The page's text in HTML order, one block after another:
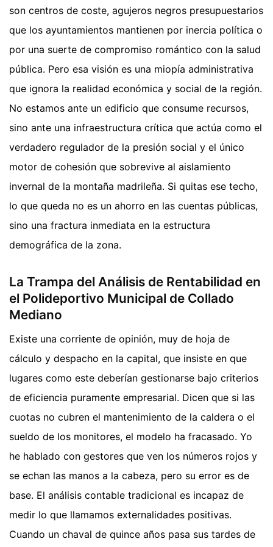
son centros de coste, agujeros negros presupuestarios
que los ayuntamientos mantienen por inercia política o
por una suerte de compromiso romántico con la salud
pública. Pero esa visión es una miopía administrativa
que ignora la realidad económica y social de la región.
No estamos ante un edificio que consume recursos,
sino ante una infraestructura crítica que actúa como el
verdadero regulador de la presión social y el único
motor de cohesión que sobrevive al aislamiento
invernal de la montaña madrileña. Si quitas ese techo,
lo que queda no es un ahorro en las cuentas públicas,
sino una fractura inmediata en la estructura
demográfica de la zona.
La Trampa del Análisis de Rentabilidad en
el Polideportivo Municipal de Collado
Mediano
Existe una corriente de opinión, muy de hoja de
cálculo y despacho en la capital, que insiste en que
lugares como este deberían gestionarse bajo criterios
de eficiencia puramente empresarial. Dicen que si las
cuotas no cubren el mantenimiento de la caldera o el
sueldo de los monitores, el modelo ha fracasado. Yo
he hablado con gestores que ven los números rojos y
se echan las manos a la cabeza, pero su error es de
base. El análisis contable tradicional es incapaz de
medir lo que llamamos externalidades positivas.
Cuando un chaval de quince años pasa sus tardes de